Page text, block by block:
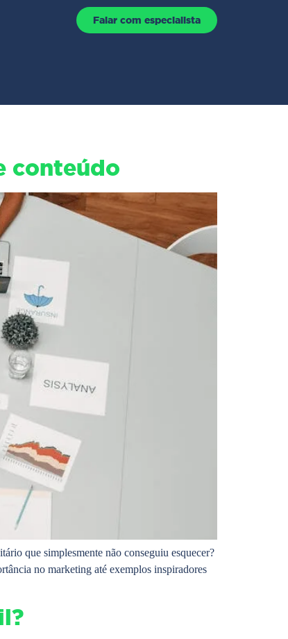
Falar com especialista
conteúdo
que simplesmente não conseguiu esquecer?
no marketing até exemplos inspiradores